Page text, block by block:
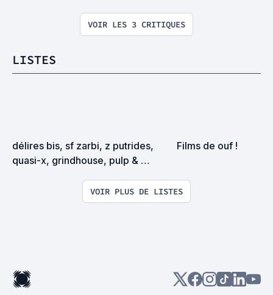
VOIR LES 3 CRITIQUES
LISTES
délires bis, sf zarbi, z putrides,
quasi-x, grindhouse, pulp &
Films de ouf !
VOIR PLUS DE LISTES